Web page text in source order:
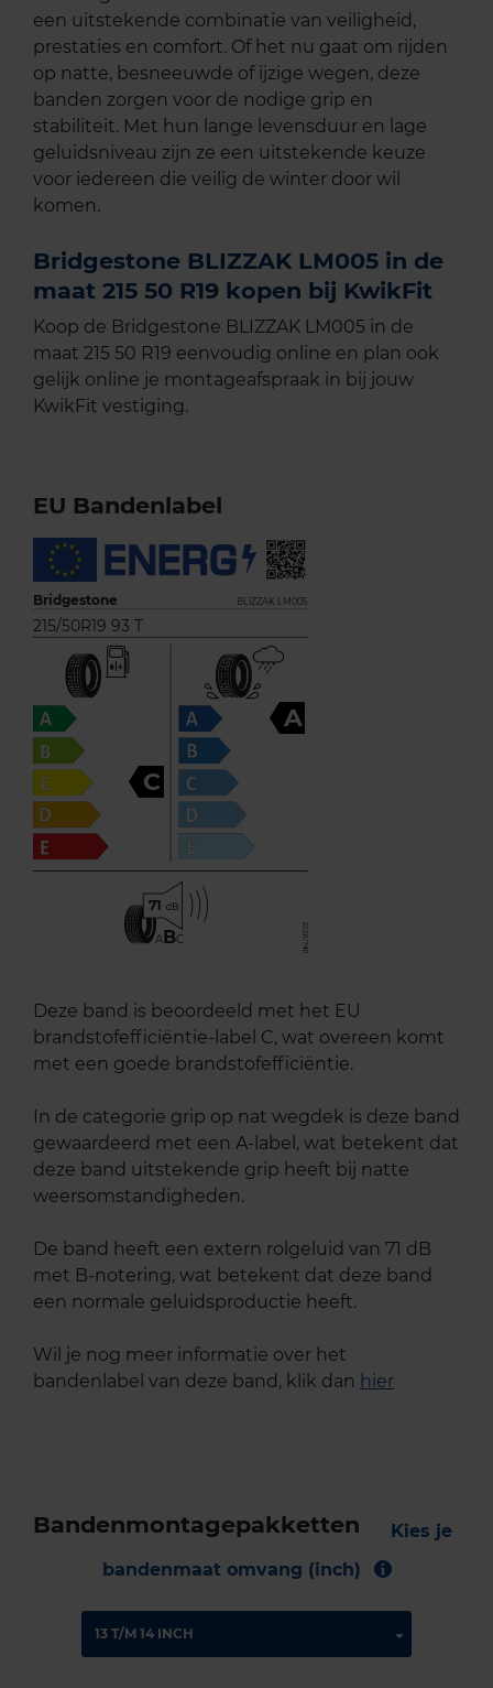
een uitstekende combinatie van veiligheid,
prestaties en comfort. Of het nu gaat om rijden
op natte, besneeuwde of ijzige wegen, deze
banden zorgen voor de nodige grip en
stabiliteit. Met hun lange levensduur en lage
geluidsniveau zijn ze een uitstekende keuze
voor iedereen die veilig de winter door wil
komen.
Bridgestone BLIZZAK LM005 in de
maat 215 50 R19 kopen bij KwikFit
Koop de Bridgestone BLIZZAK LM005 in de
maat 215 50 R19 eenvoudig online en plan ook
gelijk online je montageafspraak in bij jouw
KwikFit vestiging.
EU Bandenlabel
Bridgestone BLIZZAK LM005
215/50R19 93 T
C
A
71
ABC
Deze band is beoordeeld met het EU
brandstofefficiëntie-label C, wat overeen komt
met een goede brandstofefficiëntie.
In de categorie grip op nat wegdek is deze band
gewaardeerd met een A-label, wat betekent dat
deze band uitstekende grip heeft bij natte
weersomstandigheden.
De band heeft een extern rolgeluid van 71 dB
met B-notering, wat betekent dat deze band
een normale geluidsproductie heeft.
Wil je nog meer informatie over het
bandenlabel van deze band, klik dan hier
Bandenmontagepakketten
Kies je
bandenmaat omvang (inch)